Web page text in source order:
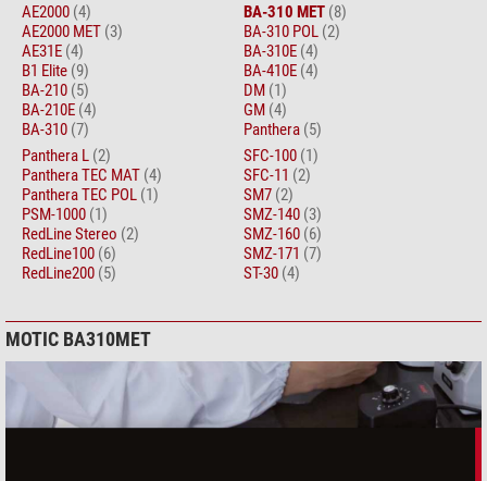
AE2000 (4)
AE2000 MET (3)
AE31E (4)
B1 Elite (9)
BA-210 (5)
BA-210E (4)
BA-310 (7)
BA-310 MET (8)
BA-310 POL (2)
BA-310E (4)
BA-410E (4)
DM (1)
GM (4)
Panthera (5)
Panthera L (2)
Panthera TEC MAT (4)
Panthera TEC POL (1)
PSM-1000 (1)
RedLine Stereo (2)
RedLine100 (6)
RedLine200 (5)
SFC-100 (1)
SFC-11 (2)
SM7 (2)
SMZ-140 (3)
SMZ-160 (6)
SMZ-171 (7)
ST-30 (4)
MOTIC BA310MET